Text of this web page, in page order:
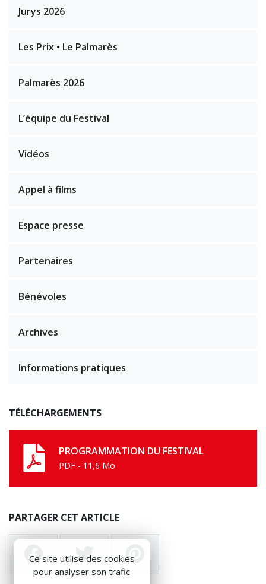
Jurys 2026
Les Prix • Le Palmarès
Palmarès 2026
L’équipe du Festival
Vidéos
Appel à films
Espace presse
Partenaires
Bénévoles
Archives
Informations pratiques
TÉLÉCHARGEMENTS
PROGRAMMATION DU FESTIVAL
PDF - 11,6 Mo
PARTAGER CET ARTICLE
Ce site utilise des cookies
pour analyser son trafic